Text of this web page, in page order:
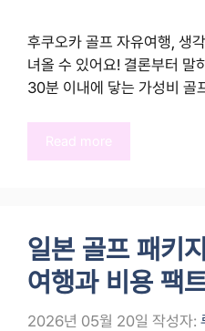
후쿠오카 골프 자유여행, 생
녀올 수 있어요! 결론부터 말
30분 이내에 닿는 가성비 골
Read more
일본 골프 패키
여행과 비용 팩
2026년 05월 20일 작성자: